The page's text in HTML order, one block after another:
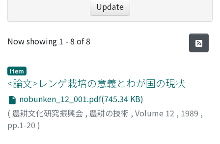
Update
Recent Submissions
Now showing 1 - 8 of 8
Item
<論文>レンゲ栽培の意義とわが国の現状
nobunken_12_001.pdf(745.34 KB)
( 農耕文化研究振興会 , 農耕の技術 , Volume 12 , 1989 ,
pp.1-20 )